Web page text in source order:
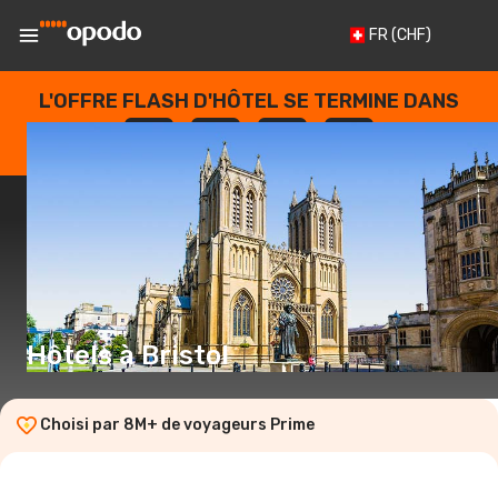
FR(CHF)
L'OFFRE FLASH D'HÔTEL SE TERMINE DANS
--
HEURES MINUTES
Hôtels à Bristol
Choisi par 8M+ de voyageurs Prime